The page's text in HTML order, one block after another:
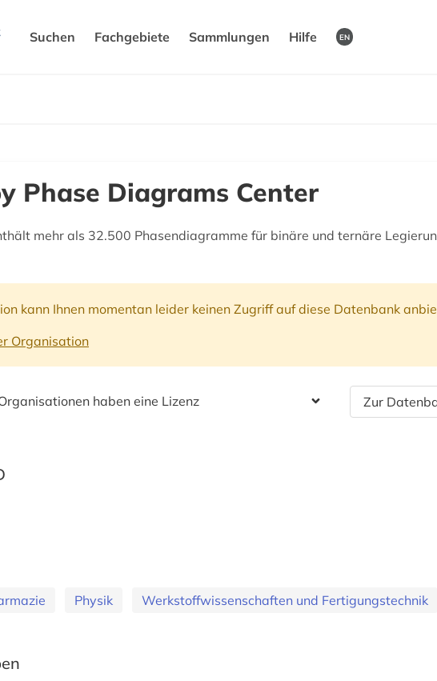
Suchen Fachgebiete Sammlungen Hilfe EN
Phase Diagrams Center
mehr als 32.500 Phasendiagramme für binäre und ternäre
kann Ihnen momentan leider keinen Zugriff auf diese Datenbank
Organisation
haben eine Lizenz Zur
Physik Werkstoffwissenschaften und Fertigungstechnik